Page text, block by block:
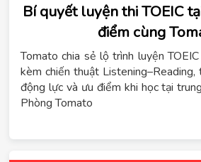
Bí quyết luyện thi TOEIC
điểm cùng
Tomato chia sẻ lộ trình luyện
kèm chiến thuật Listening–Reading,
động lực và ưu điểm khi học tại
Phòng Tomato